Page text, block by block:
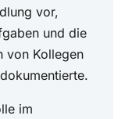
vor,
und die
von Kollegen
im